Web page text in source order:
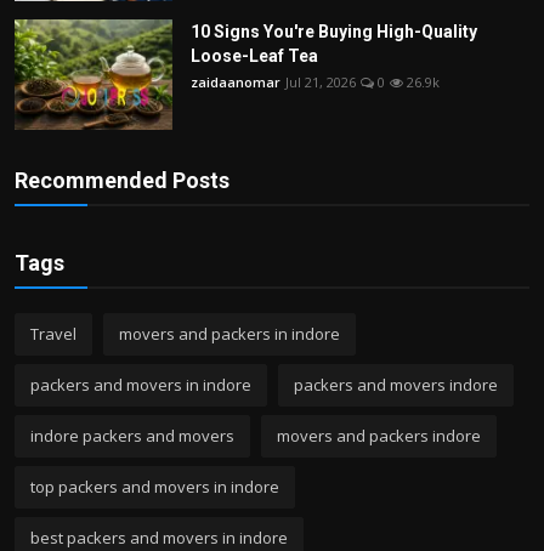
10 Signs You're Buying High-Quality
Loose-Leaf Tea
zaidaanomar Jul 21, 2026 0 26.9k
Recommended Posts
Tags
Travel movers and packers in indore
packers and movers in indore packers and movers indore
indore packers and movers movers and packers indore
top packers and movers in indore
best packers and movers in indore